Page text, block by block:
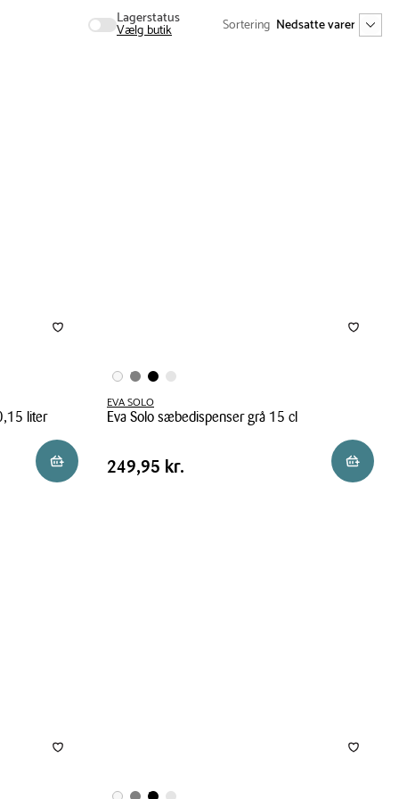
Lagerstatus
Vælg butik Sortering
liter
Reservér i butik
EVA SOLO
Eva Solo sæbedispenser grå 15 cl
Solo
Pris
Pris 249,95 kr.
249,95 kr. Læg i